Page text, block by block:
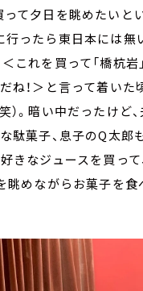
て夕日を眺めたいとい
行ったら東日本には無
これを買って「橋杭岩
ね！＞と言って着いた
）。暗い中だったけど
駄菓子、息子のQ太郎
きなジュースを買って
眺めながらお菓子を